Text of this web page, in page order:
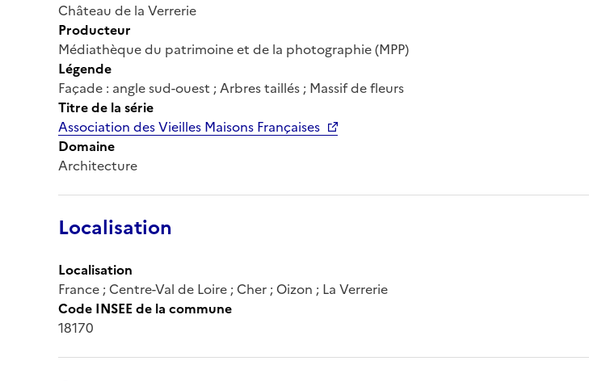
Château de la Verrerie
Producteur
Médiathèque du patrimoine et de la photographie (MPP)
Légende
Façade : angle sud-ouest ; Arbres taillés ; Massif de fleurs
Titre de la série
Association des Vieilles Maisons Françaises
Domaine
Architecture
Localisation
Localisation
France ; Centre-Val de Loire ; Cher ; Oizon ; La Verrerie
Code INSEE de la commune
18170